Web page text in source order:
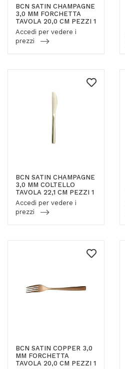
BCN SATIN CHAMPAGNE
3,0 MM FORCHETTA
TAVOLA 20,0 CM PEZZI 1
Accedi per vedere i
prezzi
BCN SATIN CHAMPAGNE
3,0 MM COLTELLO
TAVOLA 22,1 CM PEZZI 1
Accedi per vedere i
prezzi
BCN SATIN COPPER 3,0
MM FORCHETTA
TAVOLA 20,0 CM PEZZI 1